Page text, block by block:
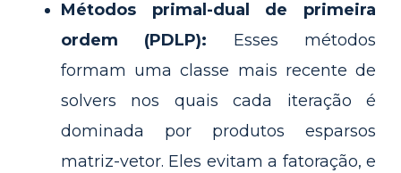
Métodos primal-dual de primeira
ordem (PDLP): Esses métodos
formam uma classe mais recente de
solvers nos quais cada iteração é
dominada por produtos esparsos
matriz-vetor. Eles evitam a fatoração, e